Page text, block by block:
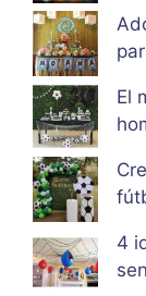
El
4